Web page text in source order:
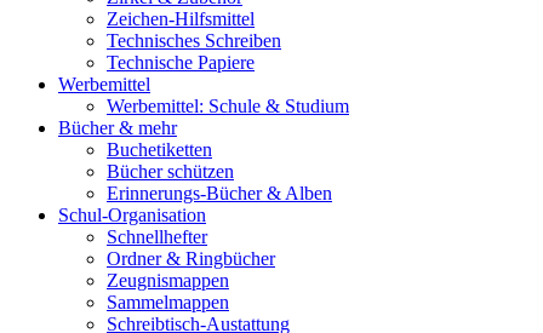
Zeichen-Hilfsmittel
Technisches Schreiben
Technische Papiere
Werbemittel
Werbemittel: Schule & Studium
Bücher & mehr
Buchetiketten
Bücher schützen
Erinnerungs-Bücher & Alben
Schul-Organisation
Schnellhefter
Ordner & Ringbücher
Zeugnismappen
Sammelmappen
Schreibtisch-Austattung